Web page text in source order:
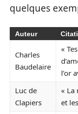
quelques
Auteur
Charles
Baudelaire
«
l’or
Luc de
Clapiers
« La
et